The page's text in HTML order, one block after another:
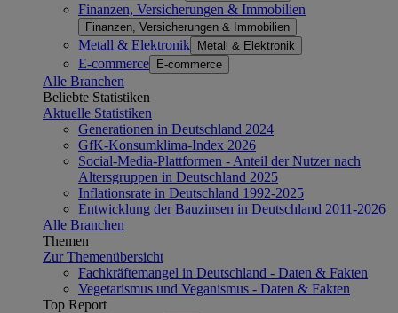
Finanzen, Versicherungen & Immobilien
Finanzen, Versicherungen & Immobilien
Metall & Elektronik Metall & Elektronik
E-commerce E-commerce
Alle Branchen
Beliebte Statistiken
Aktuelle Statistiken
Generationen in Deutschland 2024
GfK-Konsumklima-Index 2026
Social-Media-Plattformen - Anteil der Nutzer nach
Altersgruppen in Deutschland 2025
Inflationsrate in Deutschland 1992-2025
Entwicklung der Bauzinsen in Deutschland 2011-2026
Alle Branchen
Themen
Zur Themenübersicht
Fachkräftemangel in Deutschland - Daten & Fakten
Vegetarismus und Veganismus - Daten & Fakten
Top Report